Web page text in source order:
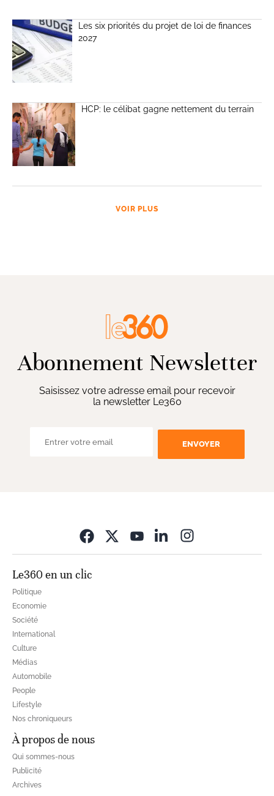
Les six priorités du projet de loi de finances
2027
HCP: le célibat gagne nettement du terrain
VOIR PLUS
Abonnement Newsletter
Saisissez votre adresse email pour recevoir
la newsletter Le360
ENVOYER
Le360 en un clic
Politique
Economie
Société
International
Culture
Médias
Automobile
People
Lifestyle
Nos chroniqueurs
À propos de nous
Qui sommes-nous
Publicité
Archives